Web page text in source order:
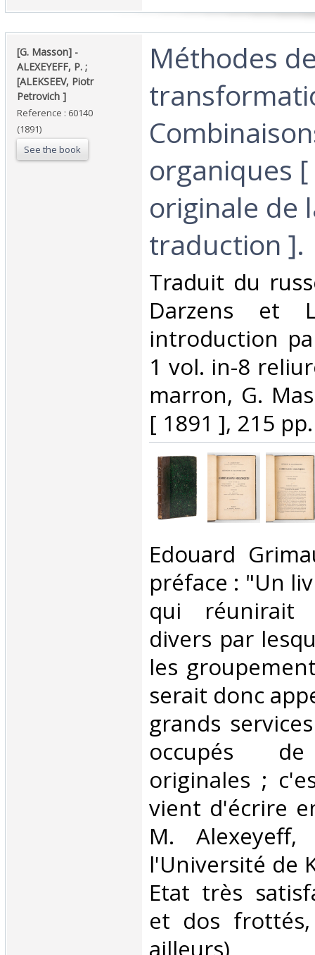
‎[G. Masson] - ‎
‎ALEXEYEFF, P. ;
[ALEKSEEV, Piotr
Petrovich ]‎
Reference : 60140
(1891)
See the book
‎Méthodes
organiques
originale de
traduction ].‎
‎Traduit du
Darzens et
introduction
1 vol. in-8
marron, G.
[ 1891 ], 215 pp.‎
‎Edouard
préface : "Un
qui réunirait
divers par
les
serait donc
grands
occupés
originales ;
vient d'écrire
M.
l'Université de
Etat très
et dos
ailleurs)‎